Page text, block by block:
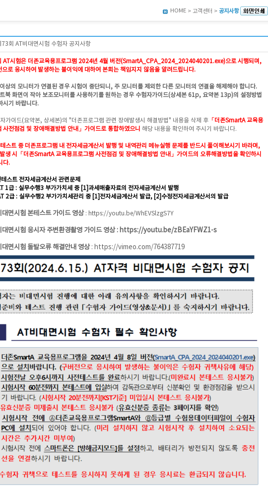
HOME > 고객센터 > 공지사항
73회 AT비대면시험 수험자 공지사항
AT시험은 더존교육용프로그램 2024년 4월 버전(SmartA_CPA_2024_2024040201.exe)으로 시행되며,
로 응시하여 발생하는 불이익에 대하여 본회는 책임지지 않음을 알려드립니다.
상의 모니터가 연결된 경우 시험이 중단되니, 주 모니터를 제외한 다른 모니터의 연결을 해제해야 합니다.
북 화면이 작아 보조모니터를 사용하기를 원하는 경우 수험자가이드(상세본 61p, 요약본 13p)의 설정방법
시기 바랍니다.
가이드(요약본, 상세본)의 "더존프로그램 관련 장애발생시 해결방법" 내용을 삭제 후 「더존SmartA 교육용
사전점검 및 장애해결방법 안내」가이드로 통합하였으니 해당 내용을 확인하여 주시기 바랍니다.
스트 중 더존프로그램 내 전자세금계산서 발행 및 내역관리 메뉴실행 문제 를 반드시 풀이해보시기 바라며,
시「더존SmartA 교육용프로그램 사전점검 및 장애해결방법 안내」가이드의 오류해결방법을 확인하시
다.
스트 전자세금계산서 관련문제
급 : 실무수행3 부가가치세 중 [1]과세매출자료의 전자세금계산서 발행
급 : 실무수행2 부가가치세관리 중 [1]전자세금계산서 발급, [2]수정전자세금계산서의 발급
면시험 본테스트 가이드 영상 : https://youtu.be/WhEVSlzgS7Y
면시험 응시자 주변환경촬영 가이드 영상 : https://youtu.be/zBEaYFWZ1-s
면시험 돌발오류 해결안내 영상: https://vimeo.com/764387719